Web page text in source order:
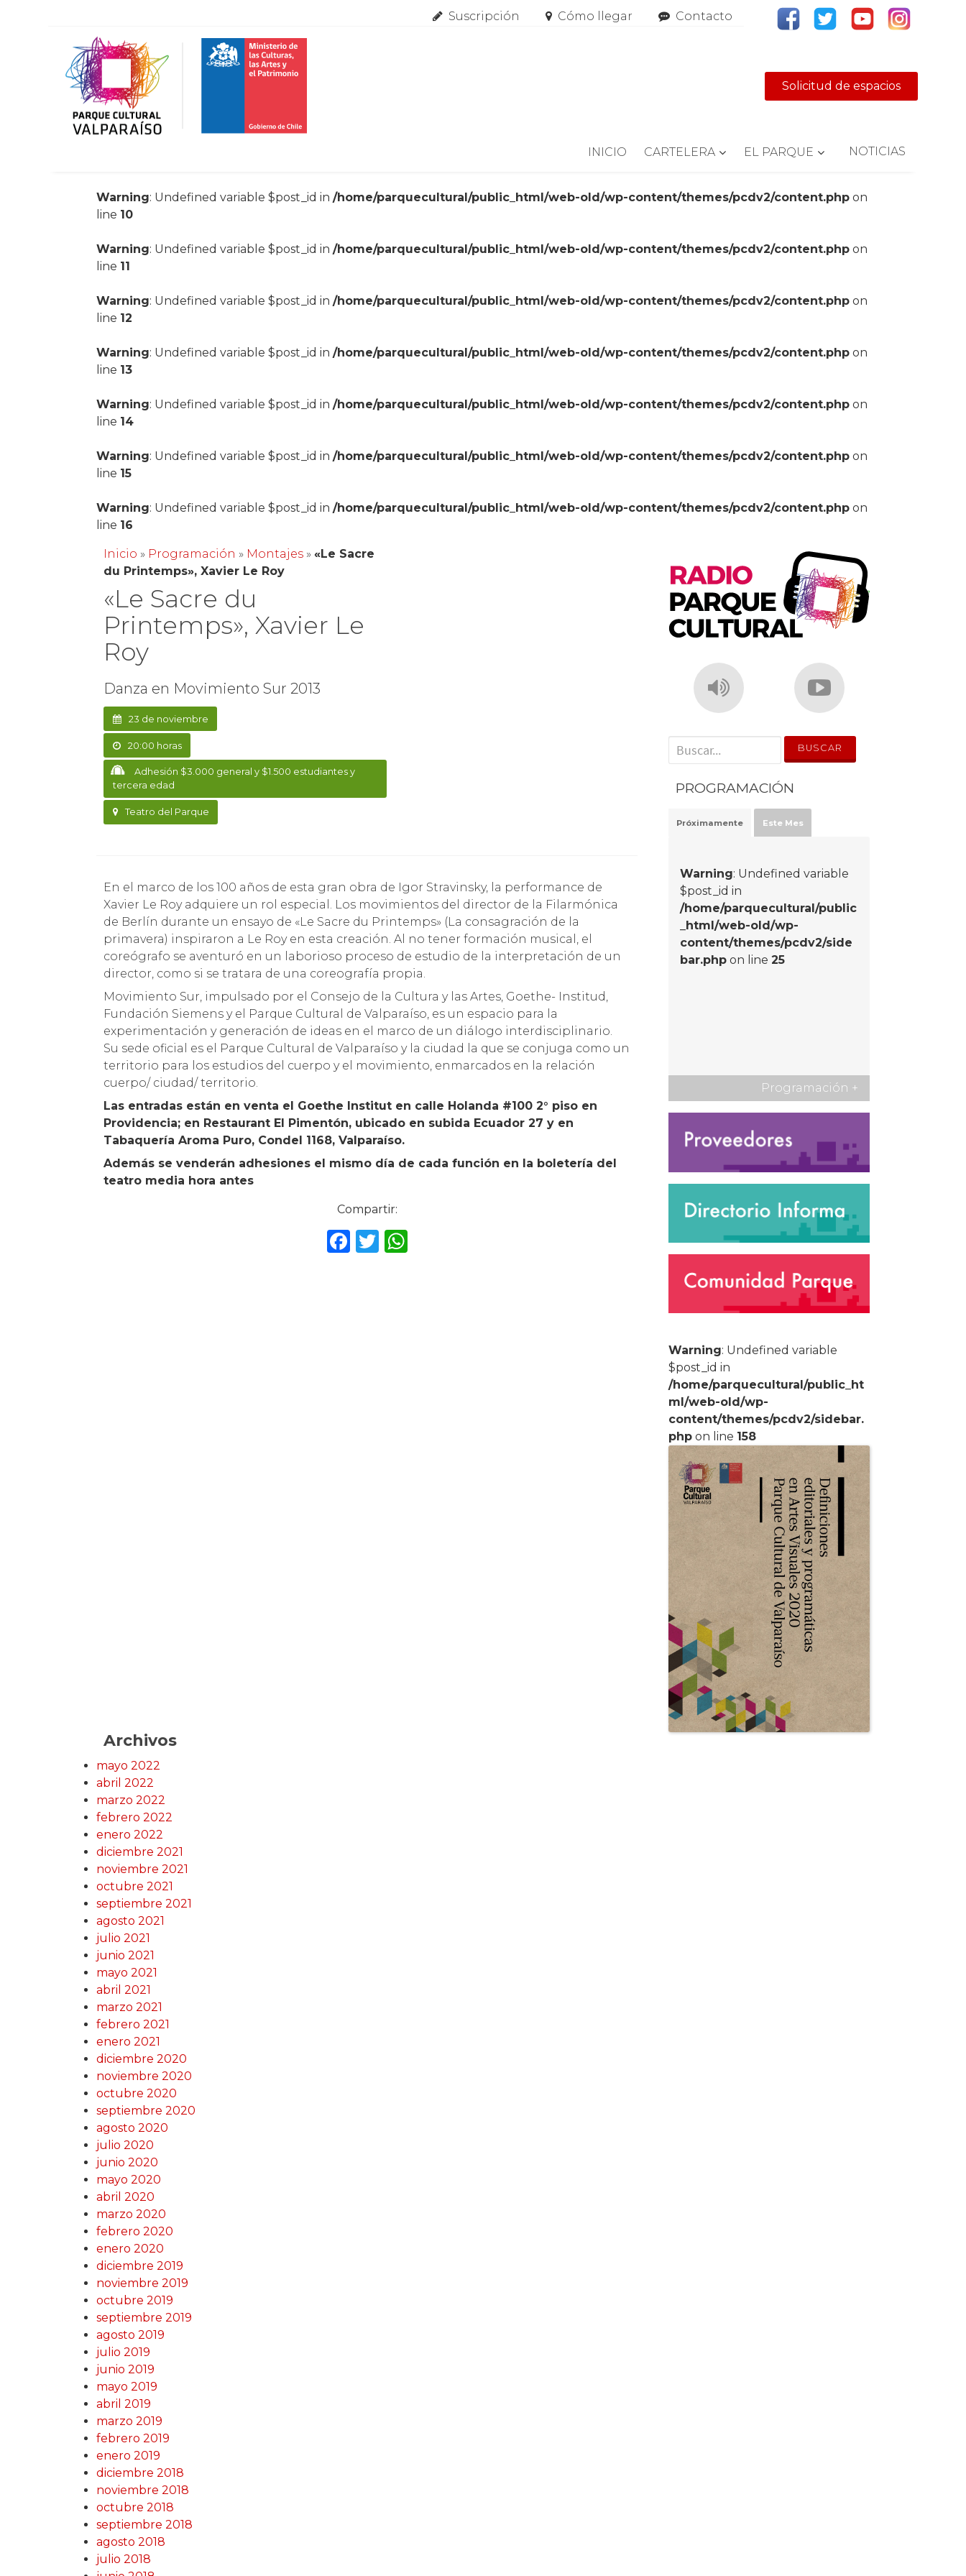
Suscripción Cómo llegar Contacto
Solicitud de espacios
INICIO CARTELERA EL PARQUE NOTICIAS
Warning: Undefined variable $post_id in/home/parquecultural/public_html/web-old/wp-content/themes/pcdv2/content.php on
line 10
Warning: Undefined variable $post_id in/home/parquecultural/public_html/web-old/wp-content/themes/pcdv2/content.php on
line 11
Warning: Undefined variable $post_id in/home/parquecultural/public_html/web-old/wp-content/themes/pcdv2/content.php on
line 12
Warning: Undefined variable $post_id in/home/parquecultural/public_html/web-old/wp-content/themes/pcdv2/content.php on
line 13
Warning: Undefined variable $post_id in/home/parquecultural/public_html/web-old/wp-content/themes/pcdv2/content.php on
line 14
Warning: Undefined variable $post_id in/home/parquecultural/public_html/web-old/wp-content/themes/pcdv2/content.php on
line 15
Warning: Undefined variable $post_id in/home/parquecultural/public_html/web-old/wp-content/themes/pcdv2/content.php on
line 16
Inicio » Programación » Montajes »«Le Sacre
du Printemps», Xavier Le Roy
«Le Sacre du
Printemps», Xavier Le
Roy
Danza en Movimiento Sur 2013
23 de noviembre
20:00 horas
Adhesión $3.000 general y $1.500 estudiantes y
tercera edad
Teatro del Parque
En el marco de los 100 años de esta gran obra de Igor Stravinsky, la performance de
Xavier Le Roy adquiere un rol especial. Los movimientos del director de la Filarmónica
de Berlín durante un ensayo de «Le Sacre du Printemps» (La consagración de la
primavera) inspiraron a Le Roy en esta creación. Al no tener formación musical, el
coreógrafo se aventuró en un laborioso proceso de estudio de la interpretación de un
director, como si se tratara de una coreografía propia.
Movimiento Sur, impulsado por el Consejo de la Cultura y las Artes, Goethe- Institud,
Fundación Siemens y el Parque Cultural de Valparaíso, es un espacio para la
experimentación y generación de ideas en el marco de un diálogo interdisciplinario.
Su sede oficial es el Parque Cultural de Valparaíso y la ciudad la que se conjuga como un
territorio para los estudios del cuerpo y el movimiento, enmarcados en la relación
cuerpo/ ciudad/ territorio.
Las entradas están en venta el Goethe Institut en calle Holanda #100 2° piso en
Providencia; en Restaurant El Pimentón, ubicado en subida Ecuador 27 y en
Tabaquería Aroma Puro, Condel 1168, Valparaíso.
Además se venderán adhesiones el mismo día de cada función en la boletería del
teatro media hora antes
Compartir:
F T W
' . __('Search for:') . '
PROGRAMACIÓN
Próximamente Este Mes
Warning: Undefined variable
$post_id in
/home/parquecultural/public
_html/web-old/wp-
content/themes/pcdv2/side
bar.php on line25
Programación +
Warning: Undefined variable
$post_id in
/home/parquecultural/public_ht
ml/web-old/wp-
content/themes/pcdv2/sidebar.
php on line 158
Archivos
mayo 2022
abril 2022
marzo 2022
febrero 2022
enero 2022
diciembre 2021
noviembre 2021
octubre 2021
septiembre 2021
agosto 2021
julio 2021
junio 2021
mayo 2021
abril 2021
marzo 2021
febrero 2021
enero 2021
diciembre 2020
noviembre 2020
octubre 2020
septiembre 2020
agosto 2020
julio 2020
junio 2020
mayo 2020
abril 2020
marzo 2020
febrero 2020
enero 2020
diciembre 2019
noviembre 2019
octubre 2019
septiembre 2019
agosto 2019
julio 2019
junio 2019
mayo 2019
abril 2019
marzo 2019
febrero 2019
enero 2019
diciembre 2018
noviembre 2018
octubre 2018
septiembre 2018
agosto 2018
julio 2018